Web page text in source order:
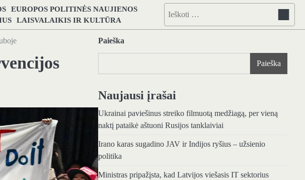
EUROPOS POLITINĖS NAUJIENOS
LAISVALAIKIS IR KULTŪRA
Ieškoti:
Paieška
Paieška
Naujausi įrašai
Ukrainai paviešinus streiko filmuotą medžiagą, per vieną
naktį pataikė aštuoni Rusijos tanklaiviai
Irano karas sugadino JAV ir Indijos ryšius – užsienio
politika
Ministras pripažįsta, kad Latvijos viešasis IT sektorius